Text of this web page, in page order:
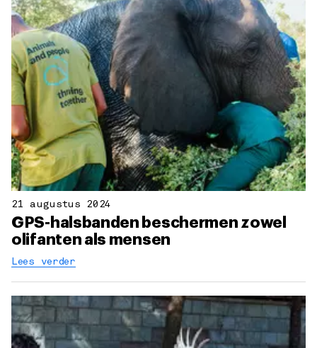
21 augustus 2024
GPS-halsbanden beschermen zowel
olifanten als mensen
Lees verder